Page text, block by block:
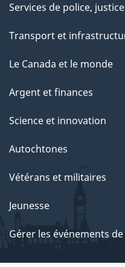
Services de police,
Transport et
Le Canada et le monde
Argent et finances
Science et innovation
Autochtones
Vétérans et militaires
Jeunesse
Gérer les événements